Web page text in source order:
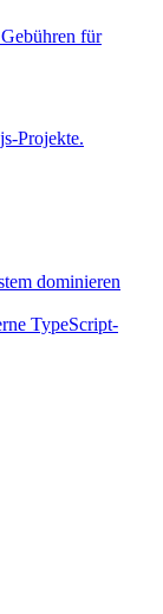
für
Projekte.
dominieren
TypeScript-